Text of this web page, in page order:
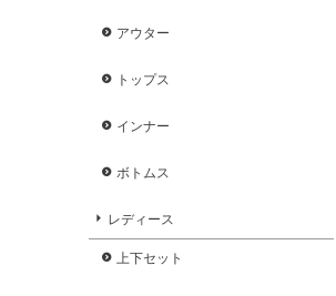
アウター
トップス
インナー
ボトムス
レディース
上下セット